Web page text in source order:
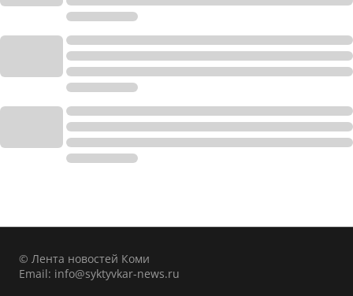
© Лента новостей Коми
Email: info@syktyvkar-news.ru